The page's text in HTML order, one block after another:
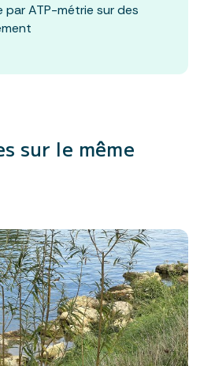
ATP-métrie sur des
sur le même